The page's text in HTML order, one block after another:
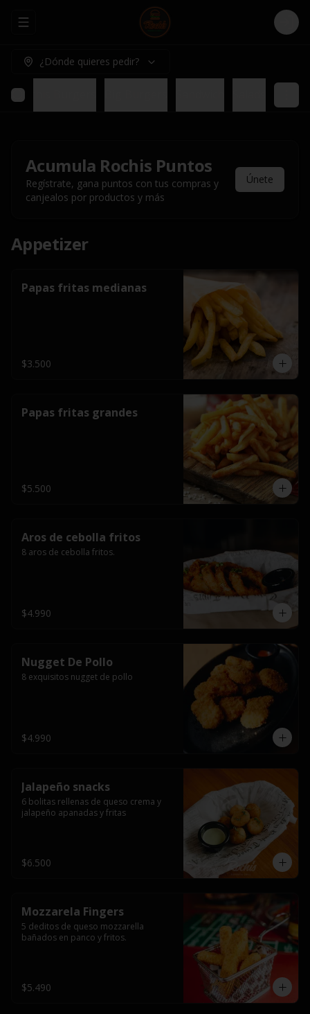
Abrir menu de navegación Login
¿Dónde quieres pedir?
Rochis Burgers
Acumula Rochis Puntos
Regístrate, gana puntos con tus compras y
canjealos por productos y más
Únete
Appetizer
Papas fritas medianas
$3.500
Papas fritas grandes
$5.500
Aros de cebolla fritos
8 aros de cebolla fritos.
$4.990
Nugget De Pollo
8 exquisitos nugget de pollo
$4.990
Jalapeño snacks
6 bolitas rellenas de queso crema y
jalapeño apanadas y fritas
$6.500
Mozzarela Fingers
5 deditos de queso mozzarella
bañados en panco y fritos.
$5.490